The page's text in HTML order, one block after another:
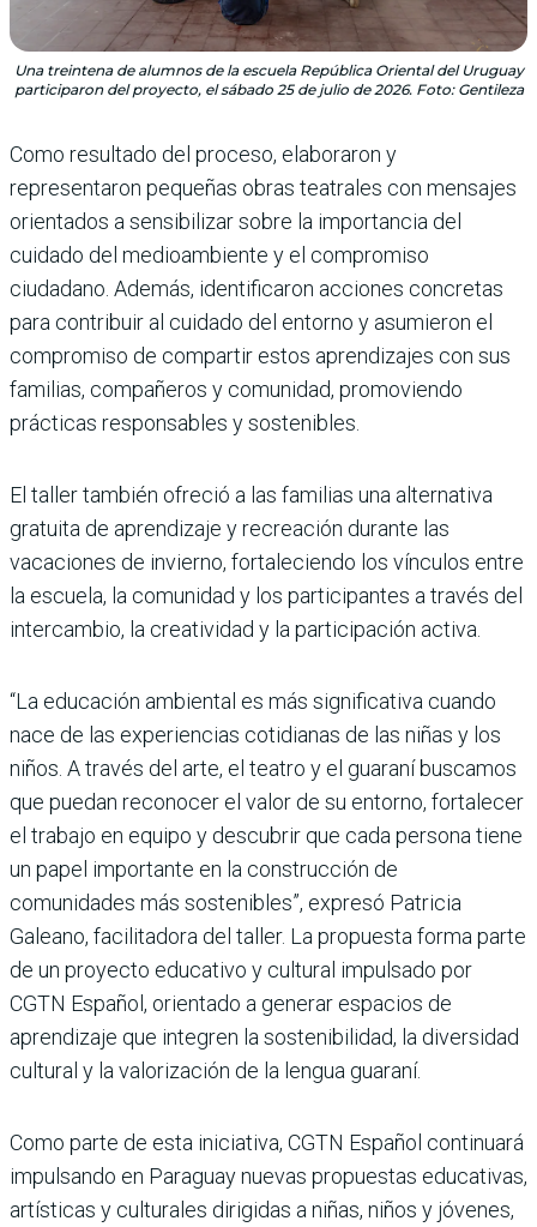
Una treintena de alumnos de la escuela República Oriental del Uruguay
participaron del proyecto, el sábado 25 de julio de 2026. Foto: Gentileza
Como resultado del proceso, elaboraron y
representaron pequeñas obras teatrales con mensajes
orientados a sensibilizar sobre la importancia del
cuidado del medioambiente y el compromiso
ciudadano. Además, identificaron acciones concretas
para contribuir al cuidado del entorno y asumieron el
compromiso de compartir estos aprendizajes con sus
familias, compañeros y comunidad, promoviendo
prácticas responsables y sostenibles.
El taller también ofreció a las familias una alternativa
gratuita de aprendizaje y recreación durante las
vacaciones de invierno, fortaleciendo los vínculos entre
la escuela, la comunidad y los participantes a través del
intercambio, la creatividad y la participación activa.
“La educación ambiental es más significativa cuando
nace de las experiencias cotidianas de las niñas y los
niños. A través del arte, el teatro y el guaraní buscamos
que puedan reconocer el valor de su entorno, fortalecer
el trabajo en equipo y descubrir que cada persona tiene
un papel importante en la construcción de
comunidades más sostenibles”, expresó Patricia
Galeano, facilitadora del taller. La propuesta forma parte
de un proyecto educativo y cultural impulsado por
CGTN Español, orientado a generar espacios de
aprendizaje que integren la sostenibilidad, la diversidad
cultural y la valorización de la lengua guaraní.
Como parte de esta iniciativa, CGTN Español continuará
impulsando en Paraguay nuevas propuestas educativas,
artísticas y culturales dirigidas a niñas, niños y jóvenes,